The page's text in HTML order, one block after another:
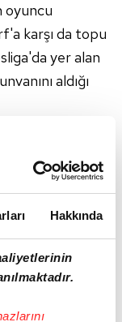
Hakkında
oyuncu
karşı da topu
yer alan
aldığı
süresince
da
tecrübeli
Münih'in